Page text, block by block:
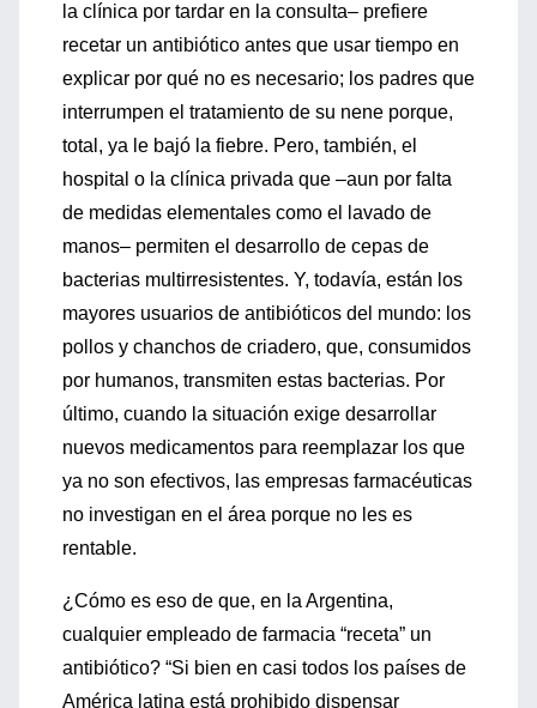
la clínica por tardar en la consulta– prefiere
recetar un antibiótico antes que usar tiempo en
explicar por qué no es necesario; los padres que
interrumpen el tratamiento de su nene porque,
total, ya le bajó la fiebre. Pero, también, el
hospital o la clínica privada que –aun por falta
de medidas elementales como el lavado de
manos– permiten el desarrollo de cepas de
bacterias multirresistentes. Y, todavía, están los
mayores usuarios de antibióticos del mundo: los
pollos y chanchos de criadero, que, consumidos
por humanos, transmiten estas bacterias. Por
último, cuando la situación exige desarrollar
nuevos medicamentos para reemplazar los que
ya no son efectivos, las empresas farmacéuticas
no investigan en el área porque no les es
rentable.
¿Cómo es eso de que, en la Argentina,
cualquier empleado de farmacia “receta” un
antibiótico? “Si bien en casi todos los países de
América latina está prohibido dispensar